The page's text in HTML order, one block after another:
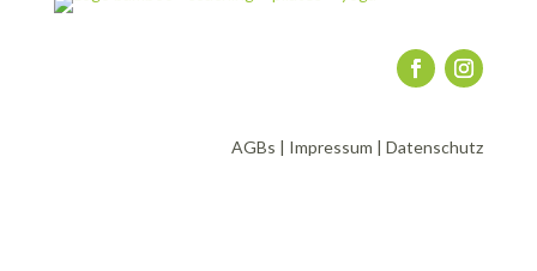
AGBs | Impressum |Datenschutz